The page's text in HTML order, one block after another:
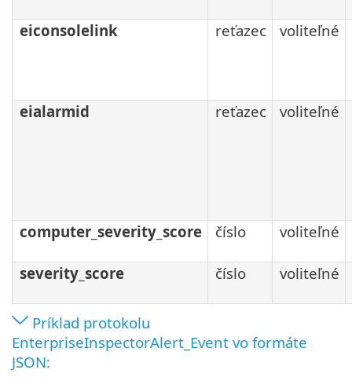
eiconsolelink reťazec voliteľné
eialarmid reťazec voliteľné
computer_severity_score číslo voliteľné
severity_score číslo voliteľné
Príklad protokolu
EnterpriseInspectorAlert_Event vo formáte
JSON: